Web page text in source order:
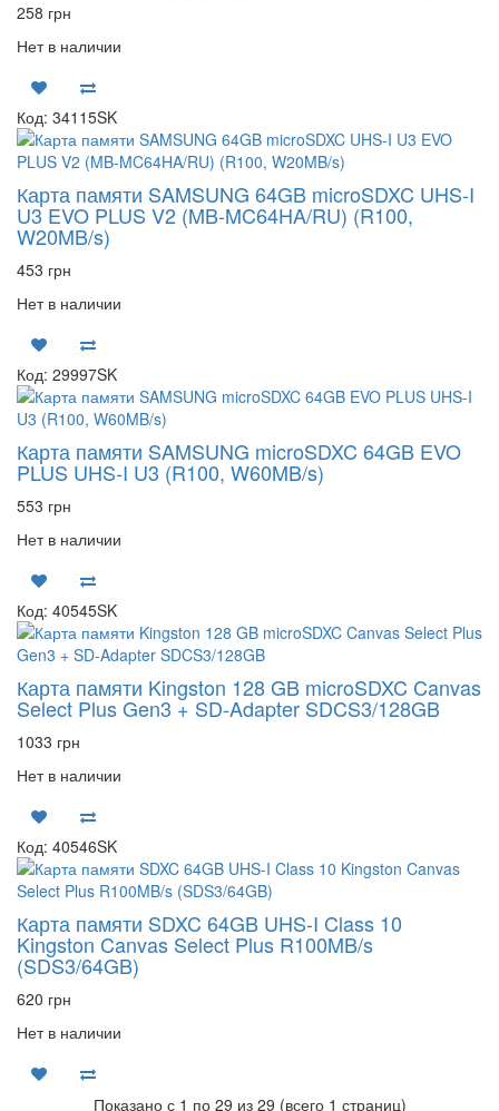
258 грн
Нет в наличии
Код: 34115SK
Карта памяти SAMSUNG 64GB microSDXC UHS-I
U3 EVO PLUS V2 (MB-MC64HA/RU) (R100,
W20MB/s)
453 грн
Нет в наличии
Код: 29997SK
Карта памяти SAMSUNG microSDXC 64GB EVO
PLUS UHS-I U3 (R100, W60MB/s)
553 грн
Нет в наличии
Код: 40545SK
Карта памяти Kingston 128 GB microSDXC Canvas
Select Plus Gen3 + SD-Adapter SDCS3/128GB
1033 грн
Нет в наличии
Код: 40546SK
Карта памяти SDXC 64GB UHS-I Class 10
Kingston Canvas Select Plus R100MB/s
(SDS3/64GB)
620 грн
Нет в наличии
Показано с 1 по 29 из 29 (всего 1 страниц)